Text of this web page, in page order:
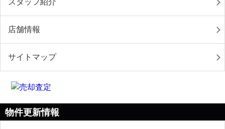
店舗情報
サイトマップ
物件更新情報